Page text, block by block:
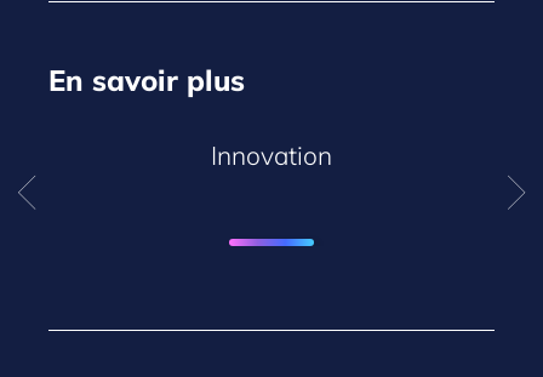
En savoir plus
Innovation